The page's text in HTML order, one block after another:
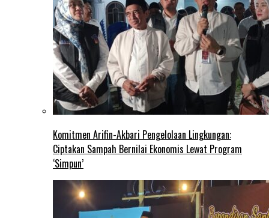
Komitmen Arifin-Akbari Pengelolaan Lingkungan:
Ciptakan Sampah Bernilai Ekonomis Lewat Program
‘Simpun’